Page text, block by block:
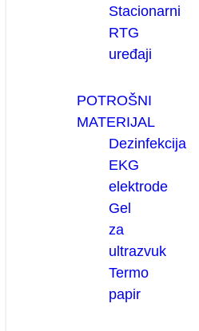
Stacionarni
RTG
uređaji
POTROŠNI
MATERIJAL
Dezinfekcija
EKG
elektrode
Gel
za
ultrazvuk
Termo
papir